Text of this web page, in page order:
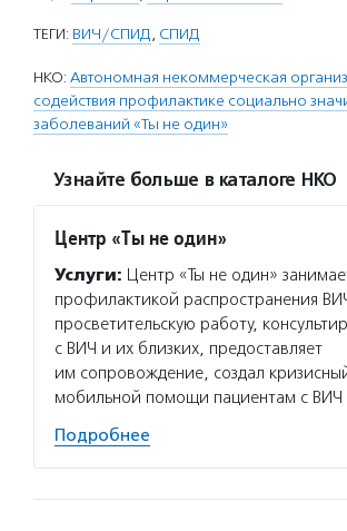
ТЕГИ: ВИЧ/СПИД, СПИД
НКО: Автономная некоммерческая
содействия профилактике социально
заболеваний «Ты не один»
Узнайте больше в каталоге НКО
Центр «Ты не один»
Услуги: Центр «Ты не один»
профилактикой распространения
просветительскую работу,
с ВИЧ и их близких, предоставляет
им сопровождение, создал
мобильной помощи пациентам с ВИЧ
Подробнее